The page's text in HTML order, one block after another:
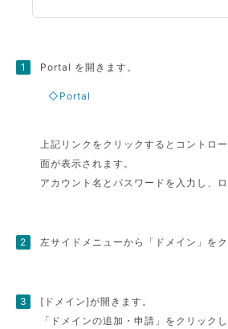
Portal を開きます。
◇Portal
上記リンクをクリックするとコントロ
面が表示されます。
アカウント名とパスワードを入力し、ロ
左サイドメニューから「ドメイン」をク
[ドメイン]が開きます。
「ドメインの追加・申請」をクリックし